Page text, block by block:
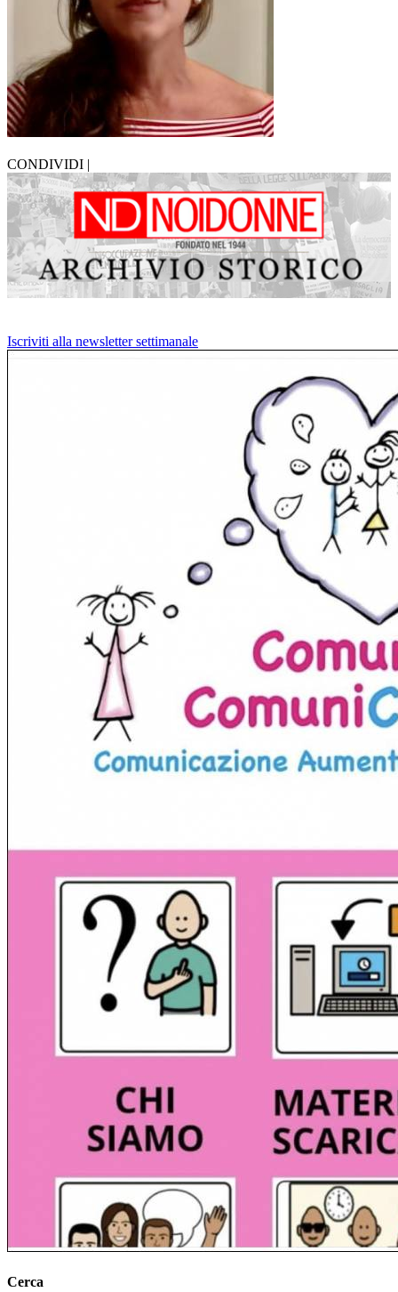
CONDIVIDI |
Iscriviti alla newsletter settimanale
Cerca